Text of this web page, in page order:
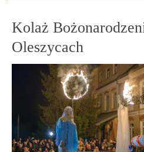
Kolaż
Oleszycach